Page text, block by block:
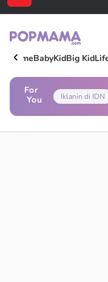
HomeBabyKidBig Kid
For
You
Iklanin di IDN